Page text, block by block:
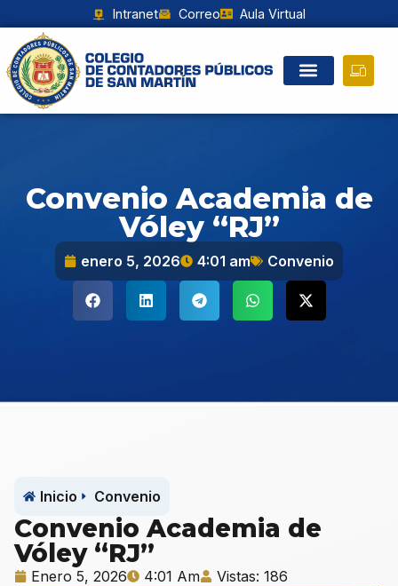
Intranet Correo Aula Virtual
Convenio Academia de
Vóley “RJ”
enero 5, 2026 4:01 am Convenio
Inicio Convenio
Convenio Academia de
Vóley “RJ”
Enero 5, 2026 4:01 Am Vistas: 186